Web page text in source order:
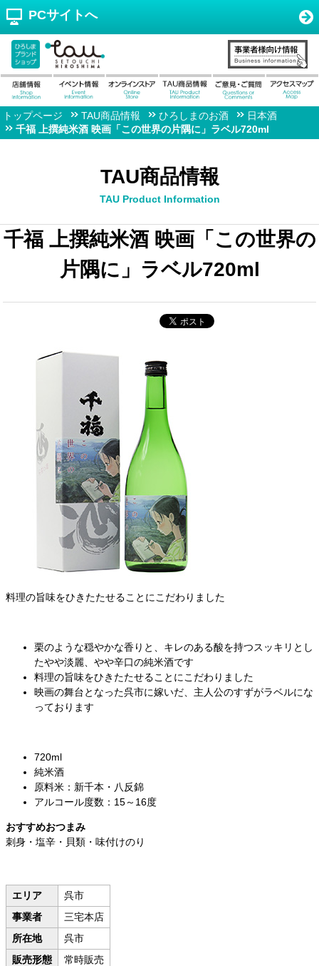
PCサイトへ
トップページ TAU商品情報 ひろしまのお酒
日本酒
千福 上撰純米酒 映画「この世界の片隅に」ラベル720ml
TAU商品情報
TAU Product Information
千福 上撰純米酒 映画「この世界の
片隅に」ラベル720ml
料理の旨味をひきたたせることにこだわりました
栗のような穏やかな香りと、キレのある酸を持つスッキリとし
たやや淡麗、やや辛口の純米酒です
料理の旨味をひきたたせることにこだわりました
映画の舞台となった呉市に嫁いだ、主人公のすずがラベルにな
っております
720ml
純米酒
原料米：新千本・八反錦
アルコール度数：15～16度
おすすめおつまみ
刺身・塩辛・貝類・味付けのり
エリア
呉市
事業者
三宅本店
所在地
呉市
販売形態
常時販売